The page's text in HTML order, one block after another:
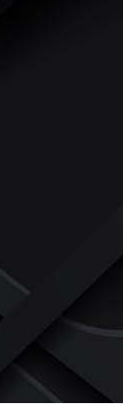
diện tích hơn
nổi. Đây là
trong nước và
du khách. Trên
Việt Nam tại
phẩm tươi sống